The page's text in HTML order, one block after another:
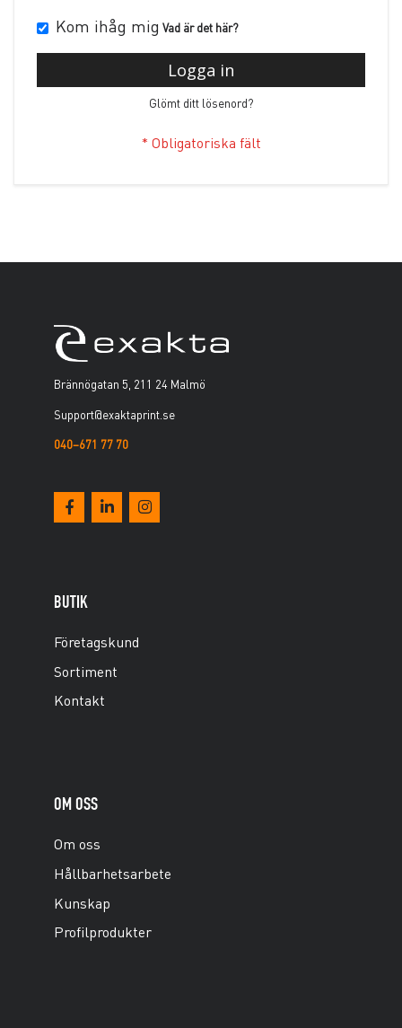
Kom ihåg mig Vad är det här?
Logga in
Glömt ditt lösenord?
Brännögatan 5, 211 24 Malmö
Support@exaktaprint.se
040–671 77 70
BUTIK
Företagskund
Sortiment
Kontakt
OM OSS
Om oss
Hållbarhetsarbete
Kunskap
Profilprodukter